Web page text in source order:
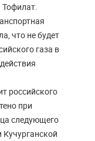
Тофилат.
что не будет
газа в
российского
при
следующего